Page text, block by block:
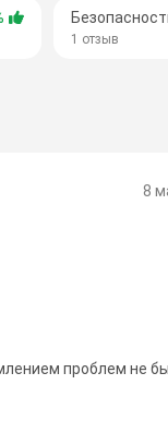
1 отзыв
8
проблем не